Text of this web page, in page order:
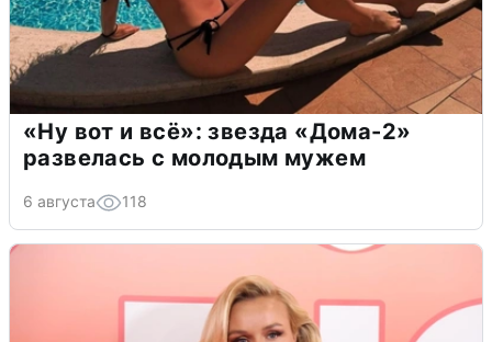
«Ну вот и всё»: звезда «Дома-2»
развелась с молодым мужем
6 августа 118